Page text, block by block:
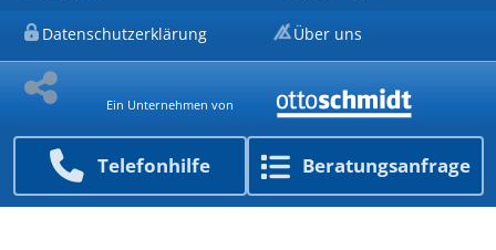
Telefon­hilfe Beratungs­anfrage
Datenschutzerklärung Über uns
Ein Unternehmen von